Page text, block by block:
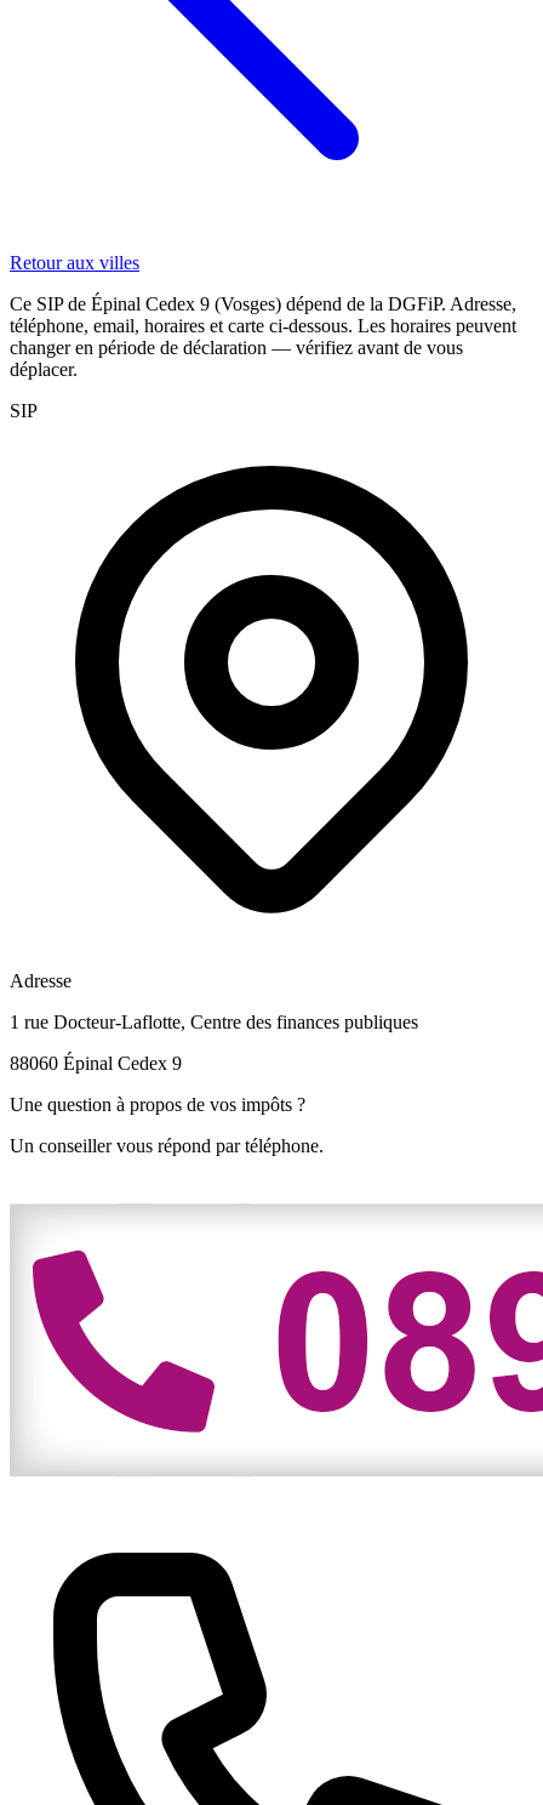
Retour aux villes
Ce SIP de Épinal Cedex 9 (Vosges) dépend de la DGFiP. Adresse,
téléphone, email, horaires et carte ci-dessous. Les horaires peuvent
changer en période de déclaration — vérifiez avant de vous
déplacer.
SIP
Adresse
1 rue Docteur-Laflotte, Centre des finances publiques
88060 Épinal Cedex 9
Une question à propos de vos impôts ?
Un conseiller vous répond par téléphone.